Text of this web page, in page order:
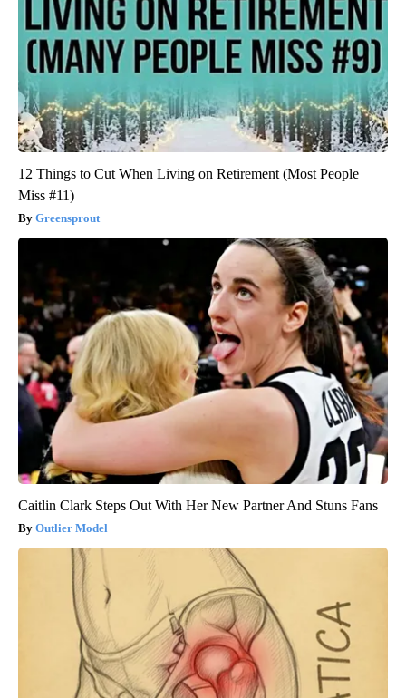
12 Things to Cut When Living on Retirement (Most People
Miss #11)
Greensprout
Caitlin Clark Steps Out With Her New Partner And Stuns Fans
Outlier Model